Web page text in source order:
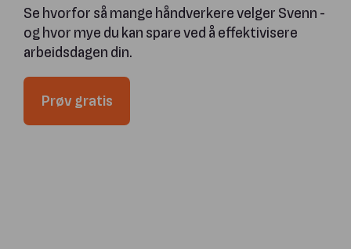
Se hvorfor så mange håndverkere velger Svenn -
og hvor mye du kan spare ved å effektivisere
arbeidsdagen din.
Prøv gratis